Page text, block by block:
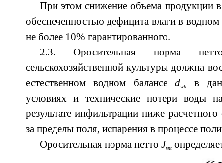
При этом снижение объема продукции
обеспеченностью дефицита влаги в водном
не более 10% гарантированного.
2.3. Оросительная норма
сельскохозяйственной культуры должна
естественном водном балансе dwb
в
условиях и технические потери воды
результате инфильтрации ниже
за пределы поля, испарения в процессе
Оросительная норма нетто Jnnt